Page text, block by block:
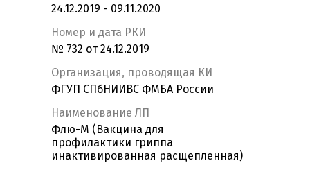
24.12.2019 - 09.11.2020
Номер и дата РКИ
№ 732 от 24.12.2019
Организация, проводящая КИ
ФГУП СПбНИИВС ФМБА России
Наименование ЛП
Флю-М (Вакцина для
профилактики гриппа
инактивированная расщепленная)